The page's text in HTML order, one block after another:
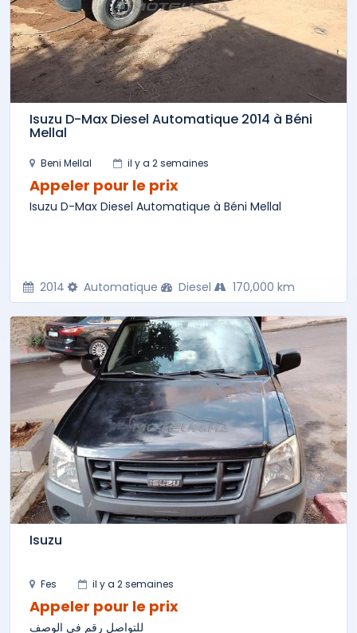
Isuzu D-Max Diesel Automatique 2014 à Béni
Mellal
Beni Mellal il y a 2 semaines
Appeler pour le prix
Isuzu D-Max Diesel Automatique à Béni Mellal
2014 Automatique Diesel 170,000 km
Isuzu
Fes il y a 2 semaines
Appeler pour le prix
للتواصل رقم في الوصف